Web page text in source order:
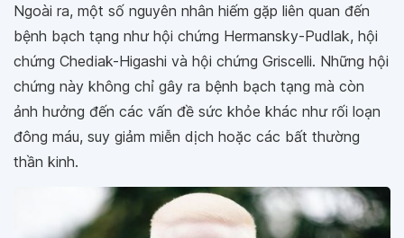
Ngoài ra, một số nguyên nhân hiếm gặp liên quan đến
bệnh bạch tạng như hội chứng Hermansky-Pudlak, hội
chứng Chediak-Higashi và hội chứng Griscelli. Những hội
chứng này không chỉ gây ra bệnh bạch tạng mà còn
ảnh hưởng đến các vấn đề sức khỏe khác như rối loạn
đông máu, suy giảm miễn dịch hoặc các bất thường
thần kinh.